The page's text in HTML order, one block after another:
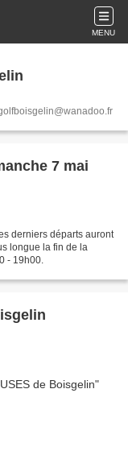
MENU
sportive du golf Gilles de Boisgelin asgolfboisgelin@wanadoo.fr
7 mai
derniers départs auront
longue la fin de la
- 19h00.